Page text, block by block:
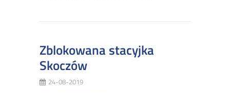
Zblokowana stacyjka
Skoczów
24-08-2019